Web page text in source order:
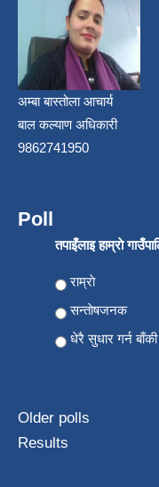
अम्बा बास्तोला आचार्य
बाल कल्याण अधिकारी
9862741950
Poll
तपाइँलाइ हाम्राे
Choices
राम्राे
सन्ताेषजनक
धेरै सुधार गर्न
Older polls
Results